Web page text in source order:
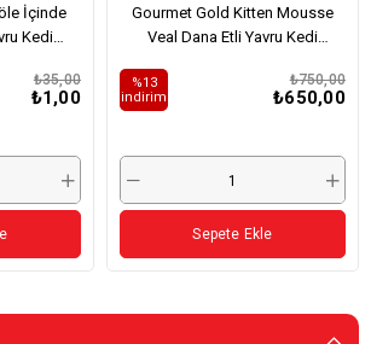
İçinde
Kedi
₺1,00
₺35,00
Gourmet Gold Kitten Mousse
Veal Dana Etli Yavru Kedi
₺650,00
₺750,00
%13
i̇ndirim
Sepete Ekle